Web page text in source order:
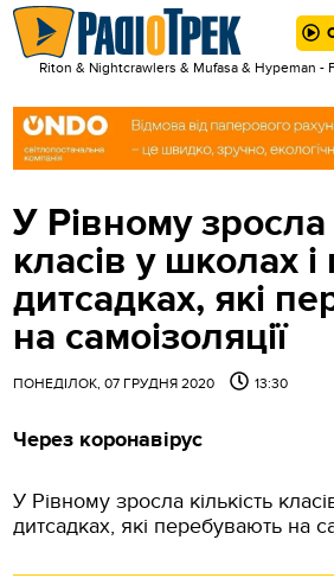
Riton & Nightcrawlers & Mufasa & Hypeman -
У Рівному зросла
класів у школах і
дитсадках, які
на самоізоляції
ПОНЕДІЛОК, 07 ГРУДНЯ 2020 13:30
Через коронавірус
У Рівному зросла кількість
дитсадках, які перебувають на